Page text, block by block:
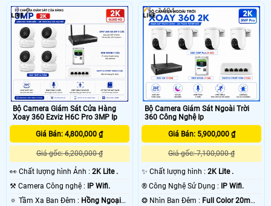
7.300.000 VNĐ Lắp Camera IP Có Thu Âm
🖥 Camera Ip FuLL HD 1080P có chất lượng hình ảnh sắt nét đáng để đầu
tư nhất cho 1 bộ camera giá rẻ hình ảnh sắt nét. Với công nghệ camera Ip
hình ảnh sáng đẹp giám sát qua mạng điện thoại ổ định. Hình ảnh của
camera Ip sắt nét hơn đến 20% so với camera HD analog và điều đặt biệt
hơn khi thi công camera Ip thì sẽ gọn hơn đẹp hơn..
🎁 Camera Ip là dòng camera truyền hình ảnh thông qua mạng internet theo cơ
chế số học. do đó chất lượng hình ảnh của camera IP không phụ thuộc vào
khoảng cách truyền tải tín hiệu. chính vì vây các dự án lớn thường sử dụng
camera IPvới mục đích dễ dàng nâng cấp dễ dàng sửa chửa cho toàn bộ hệ
thống . 💡
Bộ Camera Giám Sát Cửa Hàng
Xoay 360 Ezviz H6C Pro 3MP Ip
Giá Bán: 4,800,000 ₫
Giá gốc: 6,200,000 ₫
️👀 Chất lượng hình Ảnh : 2K Lite .
⚒ Camera Công nghệ :
IP Wifi.
🔅 Tầm Xa Ban Đêm : Hồng Ngoại
2
Bộ Camera Giám Sát Ngoài Trời
360 Công Nghệ Ip
Giá Bán: 5,900,000 ₫
Giá gốc: 7,100,000 ₫
✨ Chất lượng hình :2K Lite .
®️ Công Nghệ Sử Dụng :
IP Wifi.
❂ Nhìn Ban Đêm : Full Color 20m
1404